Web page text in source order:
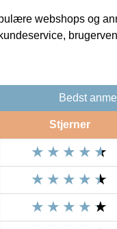
webshops og
Bedst
Stjerner